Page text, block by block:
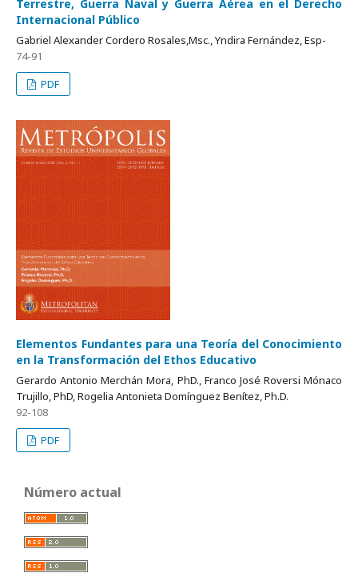
Terrestre, Guerra Naval y Guerra Aérea en el Derecho
Internacional Público
Gabriel Alexander Cordero Rosales,Msc., Yndira Fernández, Esp-
74-91
PDF
Elementos Fundantes para una Teoría del Conocimiento
en la Transformación del Ethos Educativo
Gerardo Antonio Merchán Mora, PhD., Franco José Roversi Mónaco
Trujillo, PhD, Rogelia Antonieta Domínguez Benítez, Ph.D.
92-108
PDF
Número actual